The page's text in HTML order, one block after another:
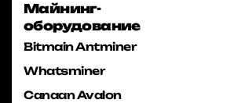
Майнинг-
оборудование
Bitmain Antminer
Whatsminer
Canaan Avalon